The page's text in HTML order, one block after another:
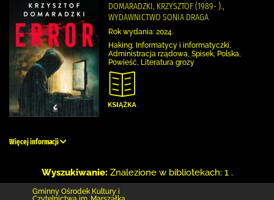
DOMARADZKI, KRZYSZTOF (1989- ).,
WYDAWNICTWO SONIA DRAGA
Rok wydania: 2024.
Haking, Informatycy i informatyczki,
Administracja rządowa, Spisek, Polska,
Powieść, Literatura grozy
Więcej informacji
Wyszukiwanie: Znalezione w bibliotekach: 1 .
Gminny Ośrodek Kultury i